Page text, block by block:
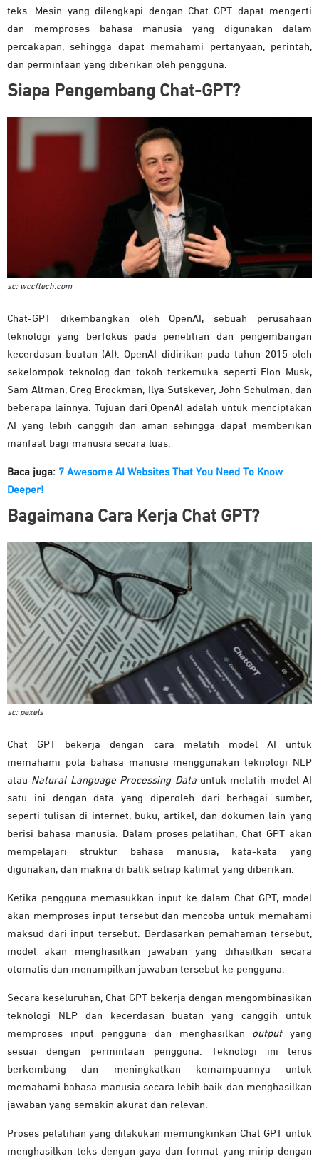
teks. Mesin yang dilengkapi dengan Chat GPT dapat mengerti
dan memproses bahasa manusia yang digunakan dalam
percakapan, sehingga dapat memahami pertanyaan, perintah,
dan permintaan yang diberikan oleh pengguna.
Siapa Pengembang Chat-GPT?
sc: wccftech.com
Chat-GPT dikembangkan oleh OpenAI, sebuah perusahaan
teknologi yang berfokus pada penelitian dan pengembangan
kecerdasan buatan (AI). OpenAI didirikan pada tahun 2015 oleh
sekelompok teknolog dan tokoh terkemuka seperti Elon Musk,
Sam Altman, Greg Brockman, Ilya Sutskever, John Schulman, dan
beberapa lainnya. Tujuan dari OpenAI adalah untuk menciptakan
AI yang lebih canggih dan aman sehingga dapat memberikan
manfaat bagi manusia secara luas.
Baca juga: 7 Awesome AI Websites That You Need To Know
Deeper!
Bagaimana Cara Kerja Chat GPT?
sc: pexels
Chat GPT bekerja dengan cara melatih model AI untuk
memahami pola bahasa manusia menggunakan teknologi NLP
atau Natural Language Processing Datauntuk melatih model AI
satu ini dengan data yang diperoleh dari berbagai sumber,
seperti tulisan di internet, buku, artikel, dan dokumen lain yang
berisi bahasa manusia. Dalam proses pelatihan, Chat GPT akan
mempelajari struktur bahasa manusia, kata-kata yang
digunakan, dan makna di balik setiap kalimat yang diberikan.
Ketika pengguna memasukkan input ke dalam Chat GPT, model
akan memproses input tersebut dan mencoba untuk memahami
maksud dari input tersebut. Berdasarkan pemahaman tersebut,
model akan menghasilkan jawaban yang dihasilkan secara
otomatis dan menampilkan jawaban tersebut ke pengguna.
Secara keseluruhan, Chat GPT bekerja dengan mengombinasikan
teknologi NLP dan kecerdasan buatan yang canggih untuk
memproses input pengguna dan menghasilkan outputyang
sesuai dengan permintaan pengguna. Teknologi ini terus
berkembang dan meningkatkan kemampuannya untuk
memahami bahasa manusia secara lebih baik dan menghasilkan
jawaban yang semakin akurat dan relevan.
Proses pelatihan yang dilakukan memungkinkan Chat GPT untuk
menghasilkan teks dengan gaya dan format yang mirip dengan